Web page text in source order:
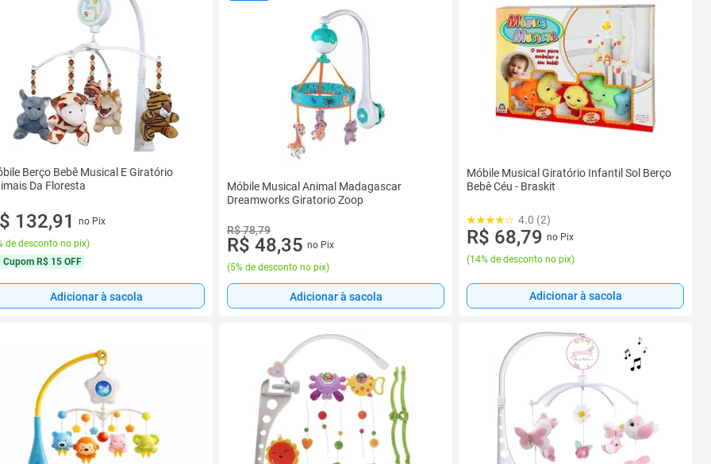
Berço Bebê Musical E Giratório
Da Floresta
132,91
no Pix
de desconto no pix)
Cupom R$ 15 OFF
Adicionar à sacola
Móbile Musical Animal Madagascar
Dreamworks Giratorio Zoop
R$ 78,79
R$ 48,35 no Pix
(5% de desconto no pix)
Adicionar à sacola
Móbile Musical Giratório Infantil Sol Berço
Bebê Céu - Braskit
4.0 (2)
R$ 68,79 no Pix
(14% de desconto no pix)
Adicionar à sacola